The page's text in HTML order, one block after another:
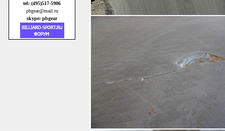
tel: (495)517-5906
pbgear@mail.ru
skype: pbgear